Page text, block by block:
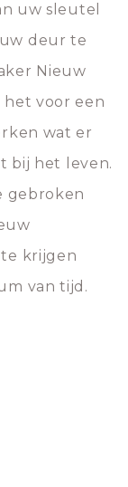
uw sleutel
deur te
Nieuw
het voor een
wat er
bij het leven.
gebroken
krijgen
van tijd.